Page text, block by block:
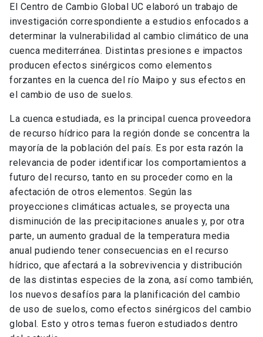
El Centro de Cambio Global UC elaboró un trabajo de
investigación correspondiente a estudios enfocados a
determinar la vulnerabilidad al cambio climático de una
cuenca mediterránea. Distintas presiones e impactos
producen efectos sinérgicos como elementos
forzantes en la cuenca del río Maipo y sus efectos en
el cambio de uso de suelos.
La cuenca estudiada, es la principal cuenca proveedora
de recurso hídrico para la región donde se concentra la
mayoría de la población del país. Es por esta razón la
relevancia de poder identificar los comportamientos a
futuro del recurso, tanto en su proceder como en la
afectación de otros elementos. Según las
proyecciones climáticas actuales, se proyecta una
disminución de las precipitaciones anuales y, por otra
parte, un aumento gradual de la temperatura media
anual pudiendo tener consecuencias en el recurso
hídrico, que afectará a la sobrevivencia y distribución
de las distintas especies de la zona, así como también,
los nuevos desafíos para la planificación del cambio
de uso de suelos, como efectos sinérgicos del cambio
global. Esto y otros temas fueron estudiados dentro